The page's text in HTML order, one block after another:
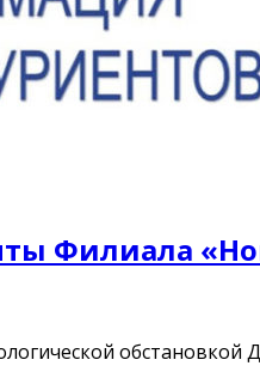
Филиала